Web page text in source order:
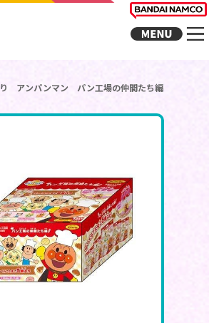
り アンパンマン パン工場の仲間たち編